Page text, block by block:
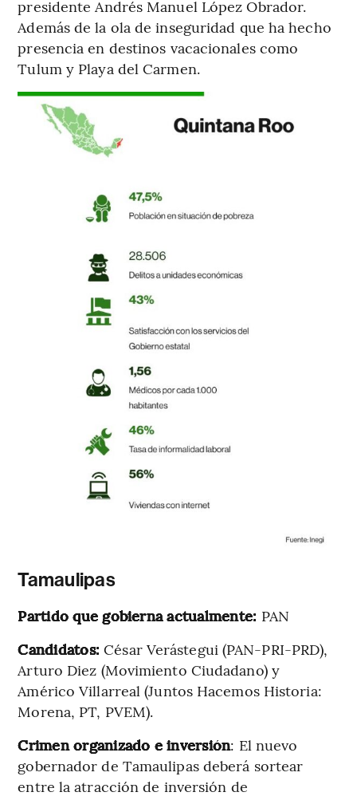
presidente Andrés Manuel López Obrador.
Además de la ola de inseguridad que ha hecho
presencia en destinos vacacionales como
Tulum y Playa del Carmen.
Tamaulipas
Partido que gobierna actualmente: PAN
Candidatos:César Verástegui (PAN-PRI-PRD),
Arturo Diez (Movimiento Ciudadano) y
Américo Villarreal (Juntos Hacemos Historia:
Morena, PT, PVEM).
Crimen organizado e inversión: El nuevo
gobernador de Tamaulipas deberá sortear
entre la atracción de inversión de